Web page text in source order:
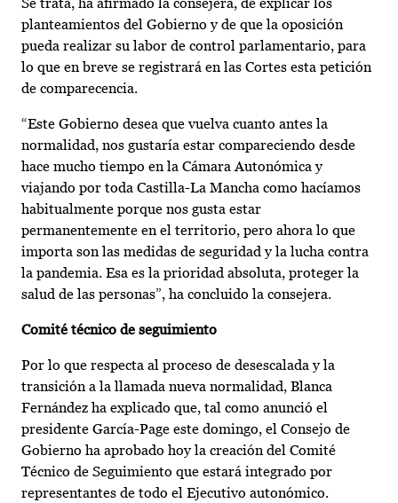
planteamientos del Gobierno y de que la oposición
pueda realizar su labor de control parlamentario, para
lo que en breve se registrará en las Cortes esta petición
de comparecencia.
“Este Gobierno desea que vuelva cuanto antes la
normalidad, nos gustaría estar compareciendo desde
hace mucho tiempo en la Cámara Autonómica y
viajando por toda Castilla-La Mancha como hacíamos
habitualmente porque nos gusta estar
permanentemente en el territorio, pero ahora lo que
importa son las medidas de seguridad y la lucha contra
la pandemia. Esa es la prioridad absoluta, proteger la
salud de las personas”, ha concluido la consejera.
Comité técnico de seguimiento
Por lo que respecta al proceso de desescalada y la
transición a la llamada nueva normalidad, Blanca
Fernández ha explicado que, tal como anunció el
presidente García-Page este domingo, el Consejo de
Gobierno ha aprobado hoy la creación del Comité
Técnico de Seguimiento que estará integrado por
representantes de todo el Ejecutivo autonómico.